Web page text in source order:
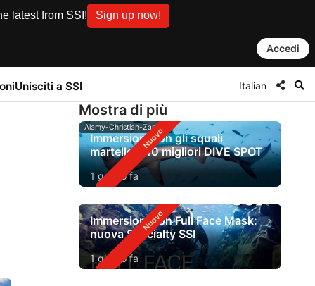
latest from SSI! Sign up now!
Accedi
Unisciti a SSI Italian
Mostra di più
Alamy-Christian-Zappel
Immersioni con gli squali
martello: i 10 migliori DIVE SPOT
1 giorno fa
Immersioni con Full Face Mask:
nuova Specialty SSI
1 giorno fa